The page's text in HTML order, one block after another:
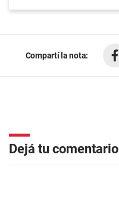
Compartí la nota:
Dejá tu comentario